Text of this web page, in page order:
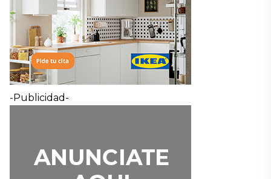
-Publicidad-